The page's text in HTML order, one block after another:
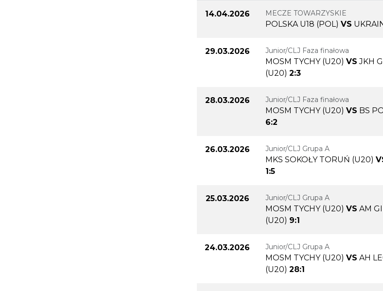
14.04.2026 MECZE TOWARZYSKIE
POLSKA U18 (POL) VS
29.03.2026 Junior/CLJ Faza finałowa
MOSM TYCHY (U20) VS JKH
(U20) 2:3
28.03.2026 Junior/CLJ Faza finałowa
MOSM TYCHY (U20) VS BS
6:2
26.03.2026 Junior/CLJ Grupa A
MKS SOKOŁY TORUŃ (U20)
1:5
25.03.2026 Junior/CLJ Grupa A
MOSM TYCHY (U20) VS AM
(U20) 9:1
24.03.2026 Junior/CLJ Grupa A
MOSM TYCHY (U20) VS AH
(U20) 28:1